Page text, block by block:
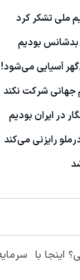
ملی تشکر کرد
بدشانس بودیم
جهانی شرکت نکند
در ایران بودیم
رایزنی می‌کند
اینجا با